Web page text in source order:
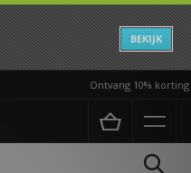
BEKIJK
Ontvang 10% korting